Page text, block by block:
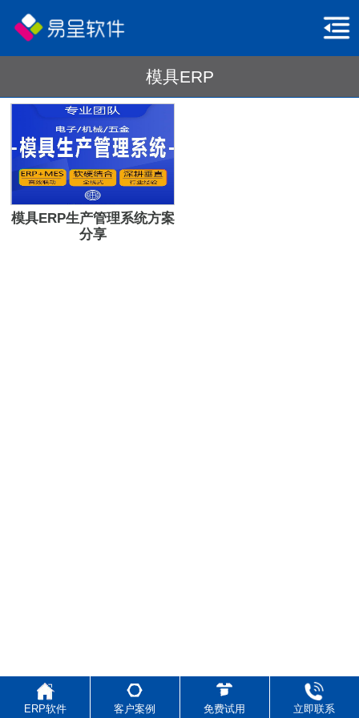
模具ERP
模具ERP生产管理系统方案
分享
ERP软件 客户案例 免费试用 立即联系